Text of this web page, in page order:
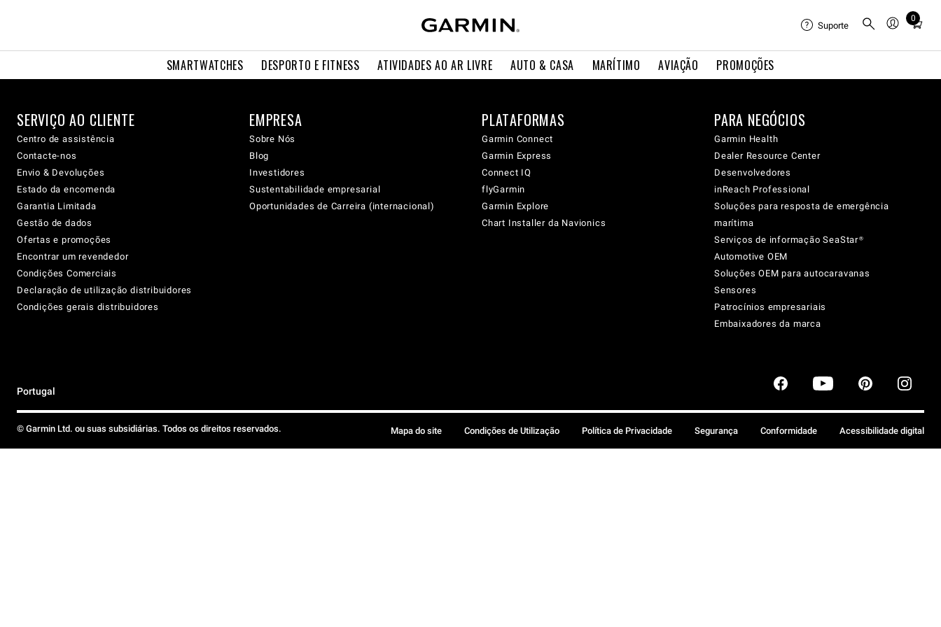
SMARTWATCHES DESPORTO E FITNESS ATIVIDADES AO AR LIVRE AUTO & CASA MARÍTIMO AVIAÇÃO PROMOÇÕES
Suporte
0
Total
cart:
SERVIÇO AO CLIENTE
Centro de assistência
Contacte-nos
Envio & Devoluções
Estado da encomenda
Garantia Limitada
Gestão de dados
Ofertas e promoções
Encontrar um revendedor
Condições Comerciais
Declaração de utilização distribuidores
Condições gerais distribuidores
EMPRESA
Sobre Nós
Blog
Investidores
Sustentabilidade empresarial
Oportunidades de Carreira (internacional)
PLATAFORMAS
Garmin Connect
Garmin Express
Connect IQ
flyGarmin
Garmin Explore
Chart Installer da Navionics
PARA NEGÓCIOS
Garmin Health
Dealer Resource Center
Desenvolvedores
inReach Professional
Soluções para resposta de emergência
marítima
Serviços de informação SeaStar®
Automotive OEM
Soluções OEM para autocaravanas
Sensores
Patrocínios empresariais
Embaixadores da marca
Portugal
© Garmin Ltd. ou suas subsidiárias. Todos os direitos reservados. Mapa do site Condições de Utilização Política de Privacidade Segurança Conformidade Acessibilidade digital